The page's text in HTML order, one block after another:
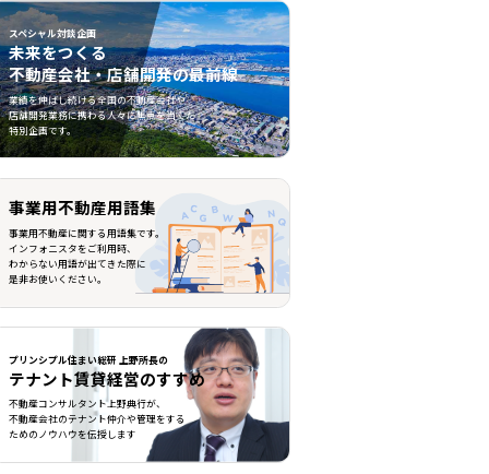
スペシャル対談企画
未来をつくる
不動産会社・店舗開発の最前線
業績を伸ばし続ける全国の不動産会社や
店舗開発業務に携わる人々に焦点を当てた
特別企画です。
産会社・店舗開発の最前線">
事業用不動産用語集
事業用不動産に関する用語集です。
インフォニスタをご利用時、
わからない用語が出てきた際に
是非お使いください。
プリンシプル住まい総研 上野所長の
テナント賃貸経営のすすめ
不動産コンサルタント上野典行が、
不動産会社のテナント仲介や管理をする
ためのノウハウを伝授します